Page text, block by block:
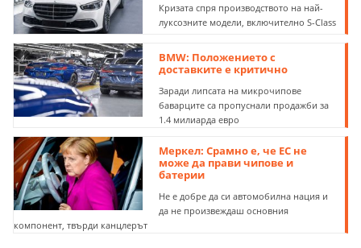
Кризата спря производството на най-
луксозните модели, включително S-Class
BMW: Положението с
доставките е критично
Заради липсата на микрочипове
баварците са пропуснали продажби за
1.4 милиарда евро
Меркел: Срамно е, че ЕС не
може да прави чипове и
батерии
Не е добре да си автомобилна нация и
да не произвеждаш основния
компонент, твърди канцлерът